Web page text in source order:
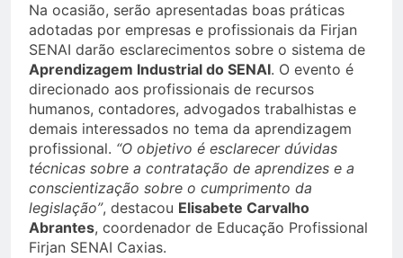
Na ocasião, serão apresentadas boas práticas
adotadas por empresas e profissionais da Firjan
SENAI darão esclarecimentos sobre o sistema de
Aprendizagem Industrial do SENAI. O evento é
direcionado aos profissionais de recursos
humanos, contadores, advogados trabalhistas e
demais interessados no tema da aprendizagem
profissional. “O objetivo é esclarecer dúvidas
técnicas sobre a contratação de aprendizes e a
conscientização sobre o cumprimento da
legislação”, destacou Elisabete Carvalho
Abrantes, coordenador de Educação Profissional
Firjan SENAI Caxias.